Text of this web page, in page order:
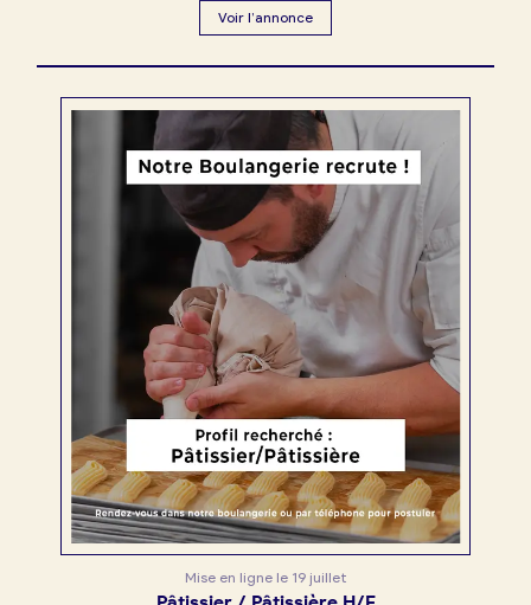
Voir l’annonce
Mise en ligne le 19 juillet